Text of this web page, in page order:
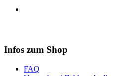
Infos zum Shop
FAQ